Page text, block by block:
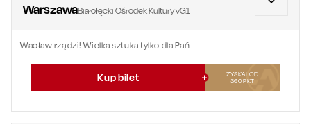
WarszawaBiałołęcki Ośrodek Kultury vG1
Wacław rządzi! Wielka sztuka tylko dla Pań
Kup bilet
ZYSKAJ OD
360PKT